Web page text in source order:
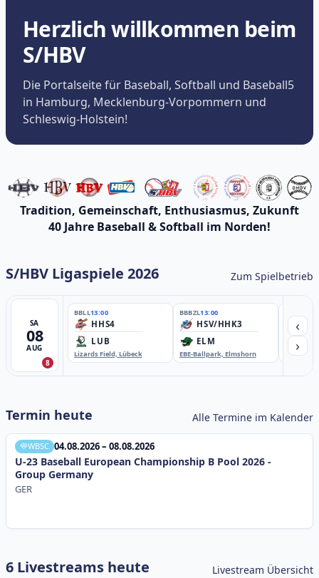
Herzlich willkommen beim
S/HBV
Die Portalseite für Baseball, Softball und Baseball5
in Hamburg, Mecklenburg-Vorpommern und
Schleswig-Holstein!
Tradition, Gemeinschaft, Enthusiasmus, Zukunft
40 Jahre Baseball & Softball im Norden!
S/HBV Ligaspiele 2026 Zum Spielbetrieb
SA
08
AUG
8
BBLL13:00
HHS4
LUB
Lizards Field, Lübeck
BBBZL13:00
HSV/HHK3
ELM
EBE-Ballpark, Elmshorn
‹
›
Termin heute Alle Termine im Kalender
WBSC 04.08.2026 – 08.08.2026
U-23 Baseball European Championship B Pool 2026 -
Group Germany
GER
6 Livestreams heute Livestream Übersicht